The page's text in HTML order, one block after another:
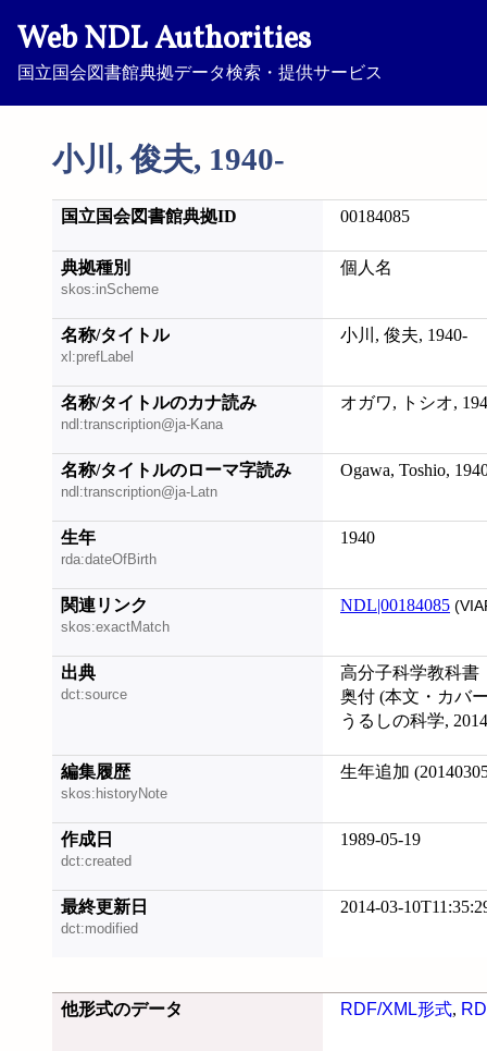
Web NDL Authorities
国立国会図書館典拠データ検索・提供サービス
小川, 俊夫, 1940-
国立国会図書館典拠ID 00184085
典拠種別
skos:inScheme
個人名
名称/タイトル
xl:prefLabel
小川, 俊夫, 1940-
名称/タイトルのカナ読み
ndl:transcription@ja-Kana
オガワ, トシオ,
名称/タイトルのローマ字読み
ndl:transcription@ja-Latn
Ogawa, Toshio,
生年
rda:dateOfBirth
1940
関連リンク
skos:exactMatch
NDL|00184085
出典
dct:source
高分子科学教科書
奥付 (本文・カバ
うるしの科学,
編集履歴
skos:historyNote
生年追加
作成日
dct:created
1989-05-19
最終更新日
dct:modified
2014-03-
他形式のデータ RDF/XML形式,